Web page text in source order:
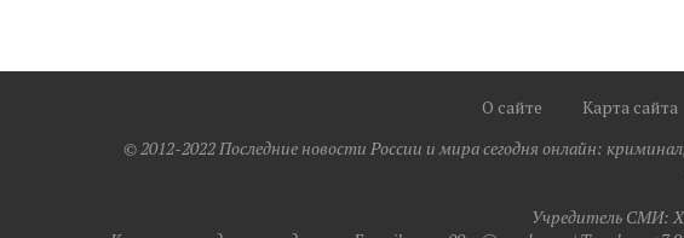
О сайте Карта сайта
© 2012-2022 Последние новости России и мира сегодня онлайн:
Учредитель СМИ: